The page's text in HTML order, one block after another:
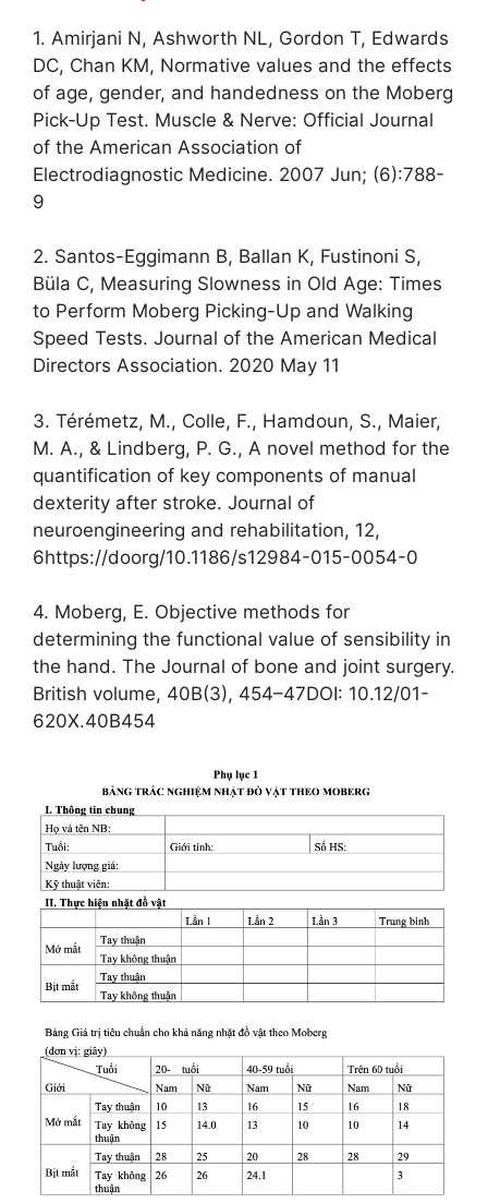
1. Amirjani N, Ashworth NL, Gordon T, Edwards
DC, Chan KM, Normative values and the effects
of age, gender, and handedness on the Moberg
Pick‐Up Test. Muscle & Nerve: Official Journal
of the American Association of
Electrodiagnostic Medicine. 2007 Jun; (6):788-
9
2. Santos-Eggimann B, Ballan K, Fustinoni S,
Büla C, Measuring Slowness in Old Age: Times
to Perform Moberg Picking-Up and Walking
Speed Tests. Journal of the American Medical
Directors Association. 2020 May 11
3. Térémetz, M., Colle, F., Hamdoun, S., Maier,
M. A., & Lindberg, P. G., A novel method for the
quantification of key components of manual
dexterity after stroke. Journal of
neuroengineering and rehabilitation, 12,
6https://doorg/10.1186/s12984-015-0054-0
4. Moberg, E. Objective methods for
determining the functional value of sensibility in
the hand. The Journal of bone and joint surgery.
British volume, 40B(3), 454–47DOI: 10.12/01-
620X.40B454